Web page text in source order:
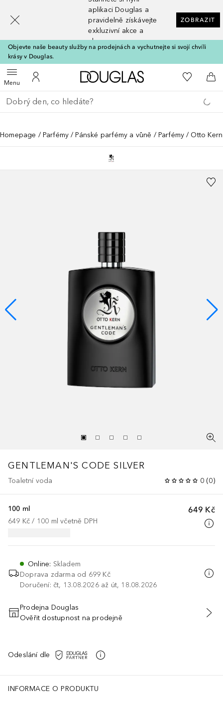
aplikaci Douglas a
pravidelně získávejte
exkluzivní akce a
slevy
ZOBRAZIT
Objevte naše beauty služby na prodejnách a vychutnejte si svojí chvíli
krásy v Douglas.
MenuOtevřít menuK mému účtu
Domů K mému
Do
Vraťte se
Proveďte vyhledávání
Homepage Parfémy Pánské parfémy a vůně Parfémy Otto
GENTLEMAN'S CODE SILVER
Toaletní voda 0 (0)
649 Kč
100 ml
649 Kč / 100 ml včetně DPH
Online: Skladem
Doprava zdarma od 699 Kč
Doručení: čt, 13.08.2026 až út, 18.08.2026
PŘIDAT DO KOŠÍKU
Prodejna Douglas
Ověřit dostupnost na prodejně
Odeslání dle
INFORMACE O PRODUKTU
[navigation.slideout.screenreader]